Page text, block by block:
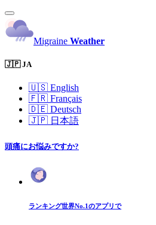
Migraine Weather
🇯🇵 JA
🇺🇸 English
🇫🇷 Français
🇩🇪 Deutsch
🇯🇵 日本語
頭痛にお悩みですか?
ランキング世界No.1のアプリで